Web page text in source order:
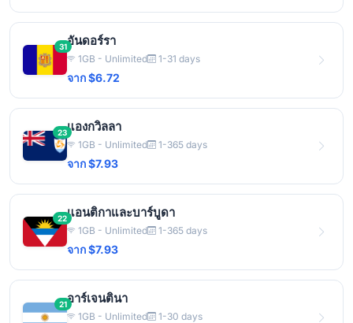
31อันดอร์รา
1GB - Unlimited 1-31 days
จาก $6.72
23แองกวิลลา
1GB - Unlimited 1-365 days
จาก $7.93
22แอนติกาและบาร์บูดา
1GB - Unlimited 1-365 days
จาก $7.93
21อาร์เจนตินา
1GB - Unlimited 1-30 days